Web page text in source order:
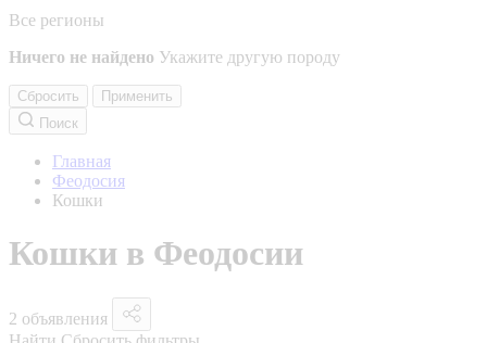
Все регионы
Ничего не найдено Укажите другую породу
Сбросить
Применить
Поиск
Главная
Феодосия
Кошки
Кошки в Феодосии
2 объявления